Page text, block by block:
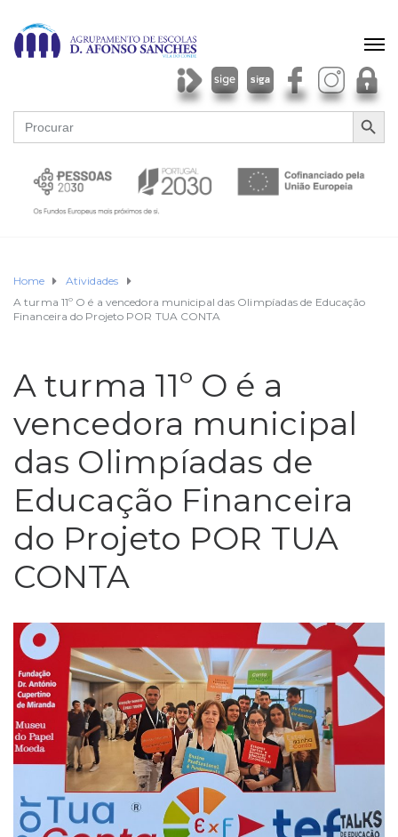
Search
for:
SEARCH
Home
Atividades
A turma 11º O é a vencedora municipal das Olimpíadas de Educação
Financeira do Projeto POR TUA CONTA
A turma 11º O é a
vencedora municipal
das Olimpíadas de
Educação Financeira
do Projeto POR TUA
CONTA